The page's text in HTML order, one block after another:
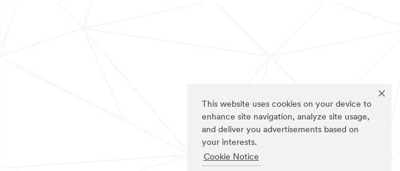
This website uses cookies on your device to
enhance site navigation, analyze site usage,
and deliver you advertisements based on
your interests.
Cookie Notice